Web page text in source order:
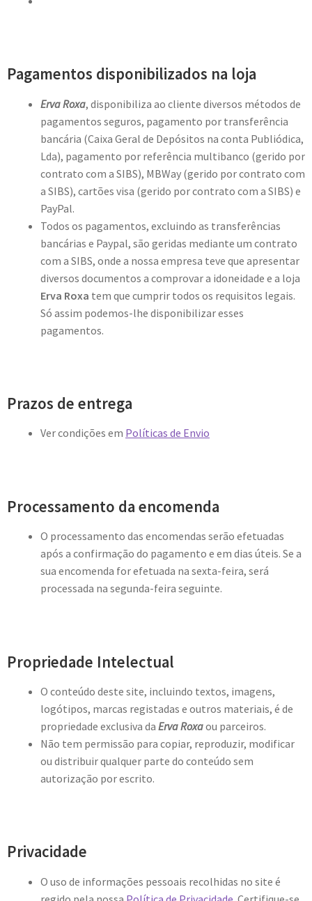
Pagamentos disponibilizados na loja
Erva Roxa, disponibiliza ao cliente diversos métodos de
pagamentos seguros, pagamento por transferência
bancária (Caixa Geral de Depósitos na conta Publiódica,
Lda), pagamento por referência multibanco (gerido por
contrato com a SIBS), MBWay (gerido por contrato com
a SIBS), cartões visa (gerido por contrato com a SIBS) e
PayPal.
Todos os pagamentos, excluindo as transferências
bancárias e Paypal, são geridas mediante um contrato
com a SIBS, onde a nossa empresa teve que apresentar
diversos documentos a comprovar a idoneidade e a loja
Erva Roxa tem que cumprir todos os requisitos legais.
Só assim podemos-lhe disponibilizar esses
pagamentos.
Prazos de entrega
Ver condições em Políticas de Envio
Processamento da encomenda
O processamento das encomendas serão efetuadas
após a confirmação do pagamento e em dias úteis. Se a
sua encomenda for efetuada na sexta-feira, será
processada na segunda-feira seguinte.
Propriedade Intelectual
O conteúdo deste site, incluindo textos, imagens,
logótipos, marcas registadas e outros materiais, é de
propriedade exclusiva da Erva Roxaou parceiros.
Não tem permissão para copiar, reproduzir, modificar
ou distribuir qualquer parte do conteúdo sem
autorização por escrito.
Privacidade
O uso de informações pessoais recolhidas no site é